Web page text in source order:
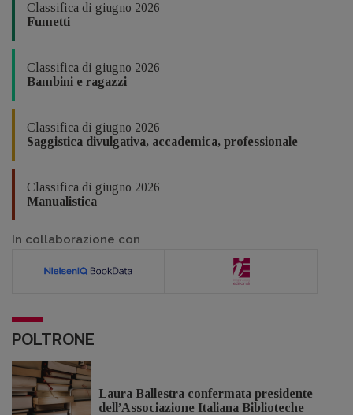
Classifica di giugno 2026
Fumetti
Classifica di giugno 2026
Bambini e ragazzi
Classifica di giugno 2026
Saggistica divulgativa, accademica, professionale
Classifica di giugno 2026
Manualistica
In collaborazione con
POLTRONE
Laura Ballestra confermata presidente
dell’Associazione Italiana Biblioteche